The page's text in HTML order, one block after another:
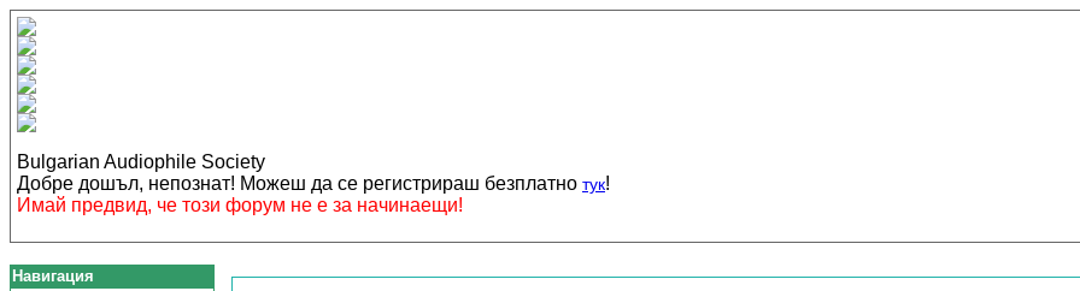
Bulgarian Audiophile Society
Добре дошъл, непознат! Можеш да се регистрираш безплатно тук!
Имай предвид, че този форум не е за начинаещи!
Навигация